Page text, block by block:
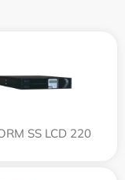
SS LCD 220